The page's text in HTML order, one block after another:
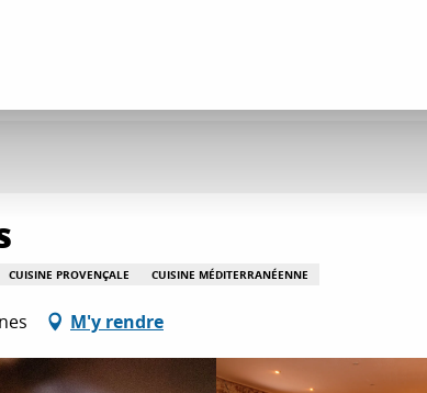
CUISINE PROVENÇALE CUISINE MÉDITERRANÉENNE
M'y rendre